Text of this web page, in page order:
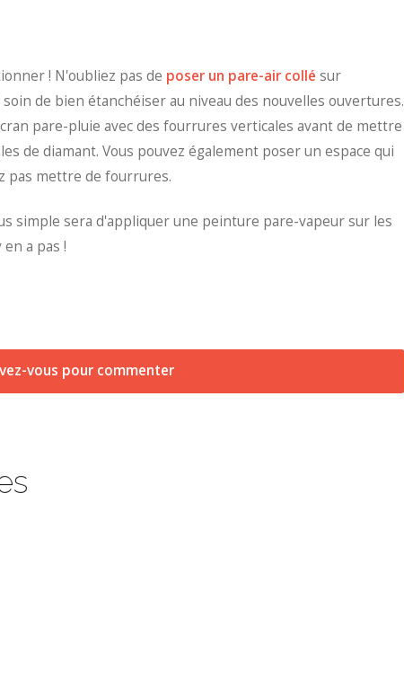
! N'oubliez pas de poser un pare-air collé sur
de bien étanchéiser au niveau des nouvelles ouvertures.
pare-pluie avec des fourrures verticales avant de mettre
de diamant. Vous pouvez également poser un espace qui
pas mettre de fourrures.
simple sera d'appliquer une peinture pare-vapeur sur les
a pas !
vous pour commenter